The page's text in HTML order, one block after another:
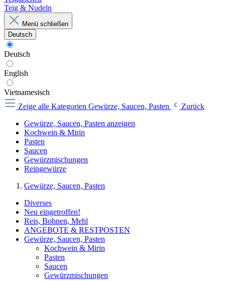
Teig & Nudeln
Menü schließen
Deutsch
Deutsch
English
Vietnamesisch
Zeige alle Kategorien Gewürze, Saucen, Pasten
Zurück
Gewürze, Saucen, Pasten anzeigen
Kochwein & Mirin
Pasten
Saucen
Gewürzmischungen
Reingewürze
Gewürze, Saucen, Pasten
Diverses
Neu eingetroffen!
Reis, Bohnen, Mehl
ANGEBOTE & RESTPOSTEN
Gewürze, Saucen, Pasten
Kochwein & Mirin
Pasten
Saucen
Gewürzmischungen